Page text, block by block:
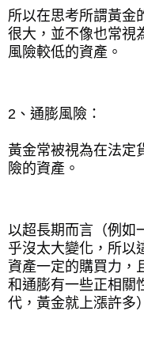
所以在思考所謂黃金
很大，並不像也常視
風險較低的資產。
2 、通膨風險：
黃金常被視為在法定
險的資產。
以超長期而言（例如
乎沒太大變化，所以
資產一定的購買力，
和通膨有一些正相關
代，黃金就上漲許多